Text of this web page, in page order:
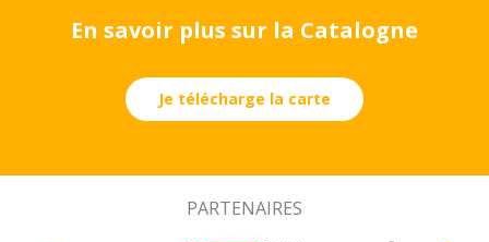
En savoir plus sur la Catalogne
Je télécharge la carte
PARTENAIRES